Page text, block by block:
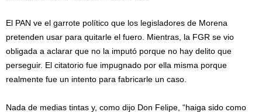
El PAN ve el garrote político que los legisladores de Morena
pretenden usar para quitarle el fuero. Mientras, la FGR se vio
obligada a aclarar que no la imputó porque no hay delito que
perseguir. El citatorio fue impugnado por ella misma porque
realmente fue un intento para fabricarle un caso.
Nada de medias tintas y, como dijo Don Felipe, “haiga sido como